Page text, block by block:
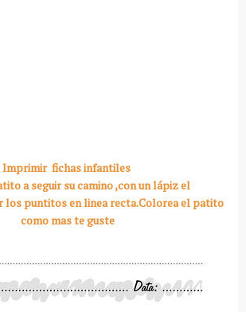
Imprimir fichas infantiles
a seguir su camino ,con un lápiz el
los puntitos en linea recta.Colorea el patito
como mas te guste